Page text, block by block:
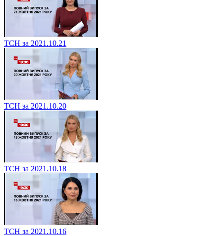
ТСН за 2021.10.21
ТСН за 2021.10.20
ТСН за 2021.10.18
ТСН за 2021.10.16